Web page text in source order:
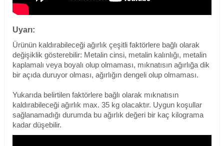
Uyarı:
Ürünün kaldırabileceği ağırlık çeşitli faktörlere bağlı olarak
değişiklik gösterebilir: Metalin cinsi, metalin kalınlığı, metalin
kaplamalı veya boyalı olup olmaması, mıknatısın ağırlığa dik
bir açıda duruyor olması, ağırlığın dengeli olup olmaması.
Yukarıda belirtilen faktörlere bağlı olarak mıknatısın
kaldırabileceği ağırlık max. 35 kg olacaktır. Uygun koşullar
sağlanamadığı durumda bu ağırlık değeri bir kaç kilograma
kadar düşebilir.